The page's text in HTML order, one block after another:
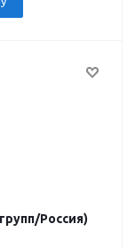
Россия)